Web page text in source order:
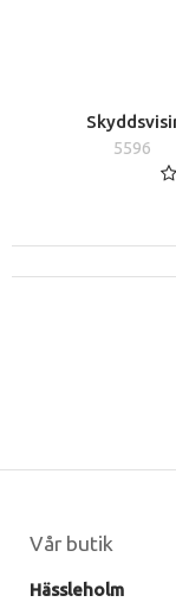
5596
Vår butik
Hässleholm